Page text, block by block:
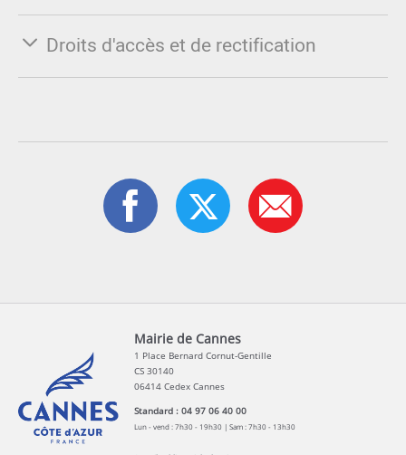
Droits d'accès et de rectification
Mairie de Cannes
1 Place Bernard Cornut-Gentille
CS 30140
06414 Cedex Cannes
Standard : 04 97 06 40 00
Lun - vend : 7h30 - 19h30 | Sam : 7h30 - 13h30